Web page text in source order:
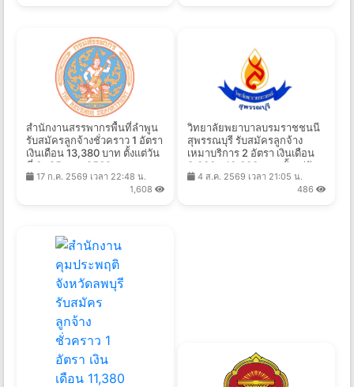
สำนักงานสรรพากรพื้นที่ลำพูน
รับสมัครลูกจ้างชั่วคราว 1 อัตรา
เงินเดือน 13,380 บาท ตั้งแต่วัน
ที่ 3 -25 ส.ค. 2569
17 ก.ค. 2569 เวลา 22:48 น.
1,608
วิทยาลัยพยาบาลบรมราชชนนี
สุพรรณบุรี รับสมัครลูกจ้าง
เหมาบริการ 2 อัตรา เงินเดือน
9,000 - 10,000 บาท ตั้งแต่วัน
ที่ 1-10 ส.ค. 2569
4 ส.ค. 2569 เวลา 21:05 น.
486